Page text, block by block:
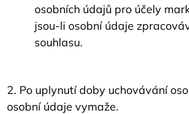
osobních údajů pro účely
jsou-li osobní údaje
souhlasu.
2. Po uplynutí doby uchovávání
osobní údaje vymaže.